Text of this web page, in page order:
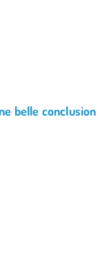
belle conclusion